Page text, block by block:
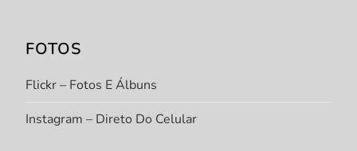
FOTOS
Flickr – Fotos E Álbuns
Instagram – Direto Do Celular